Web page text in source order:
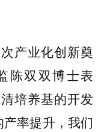
产业化创新奠
陈双双博士表
培养基的开发
率提升，我们